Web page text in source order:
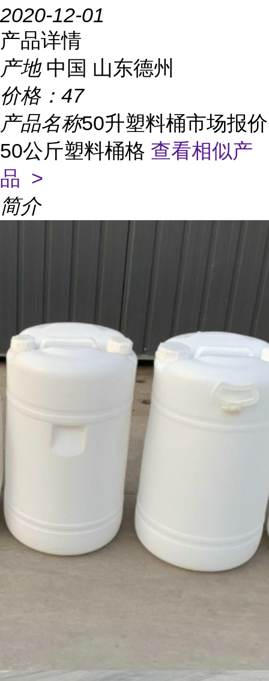
2020-12-01
产品详情
产地 中国 山东德州
价格： 47
产品名称50升塑料桶市场报价
50公斤塑料桶格 查看相似产
品 >
简介